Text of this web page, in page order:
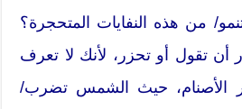
من هذه النفايات المتحجرة؟
أن تقول أو تحزر، لأنك لا تعرف
الأصنام، حيث الشمس تضرب/